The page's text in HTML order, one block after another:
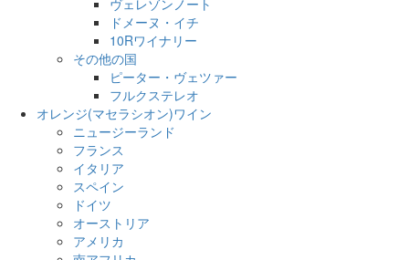
ドメーヌ・イチ
10Rワイナリー
その他の国
ピーター・ヴェツァー
フルクステレオ
オレンジ(マセラシオン)ワイン
ニュージーランド
フランス
イタリア
スペイン
ドイツ
オーストリア
アメリカ